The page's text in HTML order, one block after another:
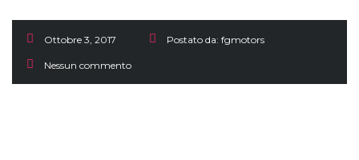
Ottobre 3, 2017 Postato da: fgmotors
Nessun commento